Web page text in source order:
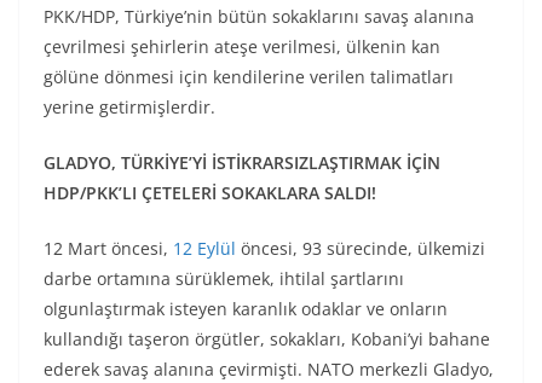
PKK/HDP, Türkiye’nin bütün sokaklarını savaş alanına
çevrilmesi şehirlerin ateşe verilmesi, ülkenin kan
gölüne dönmesi için kendilerine verilen talimatları
yerine getirmişlerdir.
GLADYO, TÜRKİYE’Yİ İSTİKRARSIZLAŞTIRMAK İÇİN
HDP/PKK’LI ÇETELERİ SOKAKLARA SALDI!
12 Mart öncesi, 12 Eylül öncesi, 93 sürecinde, ülkemizi
darbe ortamına sürüklemek, ihtilal şartlarını
olgunlaştırmak isteyen karanlık odaklar ve onların
kullandığı taşeron örgütler, sokakları, Kobani’yi bahane
ederek savaş alanına çevirmişti. NATO merkezli Gladyo,